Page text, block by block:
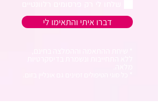
דברו איתי והתאימו לי